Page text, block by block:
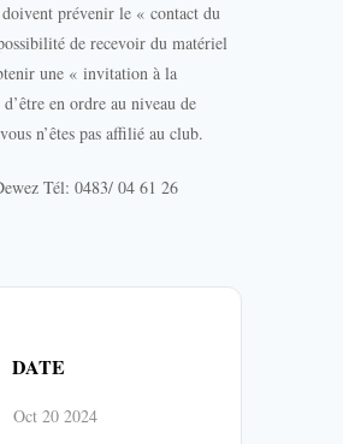
doivent prévenir le « contact du
de recevoir du matériel
une « invitation à la
en ordre au niveau de
n’êtes pas affilié au club.
Tél: 0483/ 04 61 26
DATE
Oct 20 2024